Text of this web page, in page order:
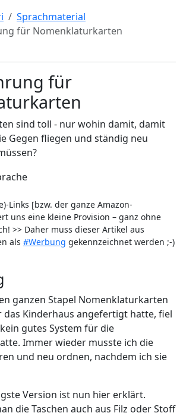
Sprachmaterial
für Nomenklaturkarten
für
sind toll - nur wohin damit, damit
Gegen fliegen und ständig neu
Links [bzw. der ganze Amazon-
uns eine kleine Provision – ganz ohne
>> Daher muss dieser Artikel aus
als #Werbung gekennzeichnet werden ;-)
ganzen Stapel Nomenklaturkarten
das Kinderhaus angefertigt hatte, fiel
gutes System für die
Immer wieder musste ich die
und neu ordnen, nachdem ich sie
Version ist nun hier erklärt.
die Taschen auch aus Filz oder Stoff